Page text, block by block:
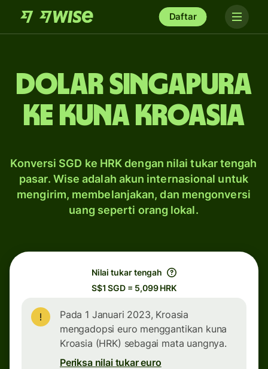
Daftar
dolar Singapura
ke kuna Kroasia
Konversi SGD ke HRK dengan nilai tukar tengah
pasar. Wise adalah akun internasional untuk
mengirim, membelanjakan, dan mengonversi
uang seperti orang lokal.
Nilai tukar tengah
S$1 SGD = 5,099 HRK
Pada 1 Januari 2023, Kroasia
mengadopsi euro menggantikan kuna
Kroasia (HRK) sebagai mata uangnya.
Periksa nilai tukar euro